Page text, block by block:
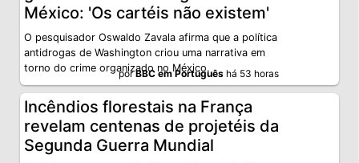
México: 'Os cartéis não existem'
O pesquisador Oswaldo Zavala afirma que a política
antidrogas de Washington criou uma narrativa em
torno do crime organizado no México.
porBBC em Português há 53 horas
Incêndios florestais na França
revelam centenas de projetéis da
Segunda Guerra Mundial